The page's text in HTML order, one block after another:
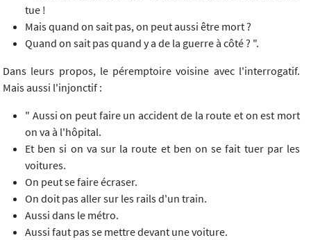
tue !
Mais quand on sait pas, on peut aussi être mort ?
Quand on sait pas quand y a de la guerre à côté ? ".
Dans leurs propos, le péremptoire voisine avec l'interrogatif.
Mais aussi l'injonctif :
" Aussi on peut faire un accident de la route et on est mort
on va à l'hôpital.
Et ben si on va sur la route et ben on se fait tuer par les
voitures.
On peut se faire écraser.
On doit pas aller sur les rails d'un train.
Aussi dans le métro.
Aussi faut pas se mettre devant une voiture.